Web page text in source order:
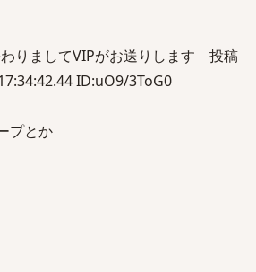
りましてVIPがお送りします 投稿
ID:uO9/3ToG0
プとか